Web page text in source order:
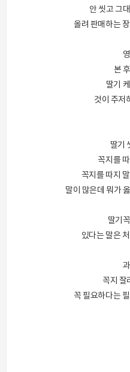
안 씻고 그
올려 판매하는
본
딸기
것이 주저
딸기
꼭지를
꼭지를 따지
말이 많은데 뭐가
딸기
있다는 말은
꼭지 잘
꼭 필요하다는